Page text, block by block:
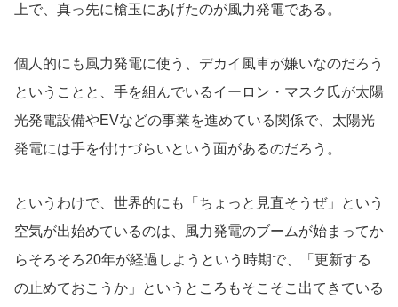
上で、真っ先に槍玉にあげたのが風力発電である。
個人的にも風力発電に使う、デカイ風車が嫌いなのだろう
ということと、手を組んでいるイーロン・マスク氏が太陽
光発電設備やEVなどの事業を進めている関係で、太陽光
発電には手を付けづらいという面があるのだろう。
というわけで、世界的にも「ちょっと見直そうぜ」という
空気が出始めているのは、風力発電のブームが始まってか
らそろそろ20年が経過しようという時期で、「更新する
の止めておこうか」というところもそこそこ出てきている